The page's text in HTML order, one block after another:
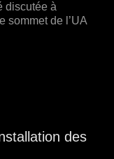
discutée à
sommet de l’UA
des